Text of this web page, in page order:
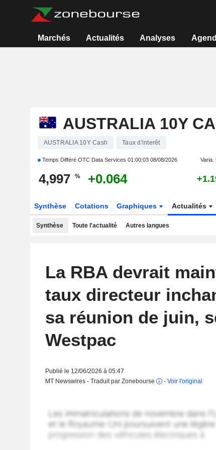
Marchés Actualités Analyses
AUSTRALIA 10Y
AUSTRALIA 10Y Cash Taux d'interêt
Temps Différé OTC Data Services 01:00:03 08/08/2026 Varia.
4,997 % +0.064
Synthèse Cotations Graphiques Actualités
Synthèse Toute l'actualité Autres langues
La RBA devrait
taux directeur
sa réunion de juin,
Westpac
Publié le 12/06/2026 à 05:47
MT Newswires - Traduit par Zonebourse
- Voir l'original